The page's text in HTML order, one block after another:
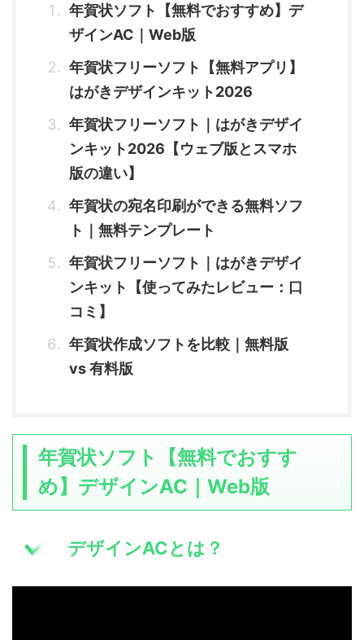
年賀状ソフト【無料でおすすめ】デ
ザインAC｜Web版
年賀状フリーソフト【無料アプリ】
はがきデザインキット2026
年賀状フリーソフト｜はがきデザイ
ンキット2026【ウェブ版とスマホ
版の違い】
年賀状の宛名印刷ができる無料ソフ
ト｜無料テンプレート
年賀状フリーソフト｜はがきデザイ
ンキット【使ってみたレビュー：口
コミ】
年賀状作成ソフトを比較｜無料版
vs 有料版
年賀状ソフト【無料でおすす
め】デザインAC｜Web版
デザインACとは？